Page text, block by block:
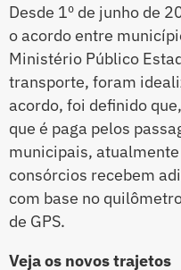
Desde 1º de junho de
o acordo entre
Ministério Público
transporte, foram
acordo, foi definido
que é paga pelos
municipais,
consórcios recebem
com base no
de GPS.
Veja os novos trajetos